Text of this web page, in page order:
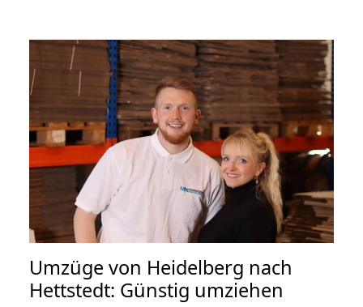
Umzüge von Heidelberg nach
Hettstedt: Günstig umziehen